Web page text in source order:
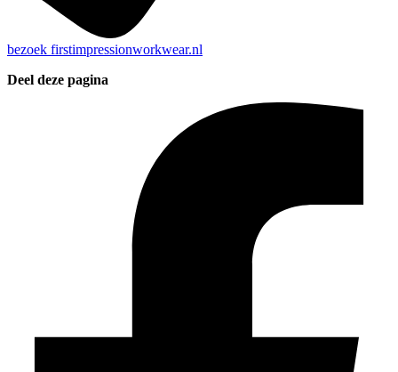
bezoek firstimpressionworkwear.nl
Deel deze pagina